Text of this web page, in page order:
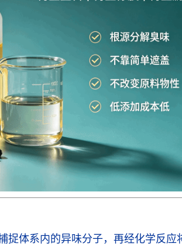
体系内的异味分子，再经化学反